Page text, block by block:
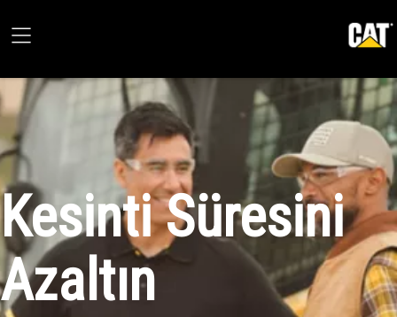
Kesinti Süresini
Azaltın